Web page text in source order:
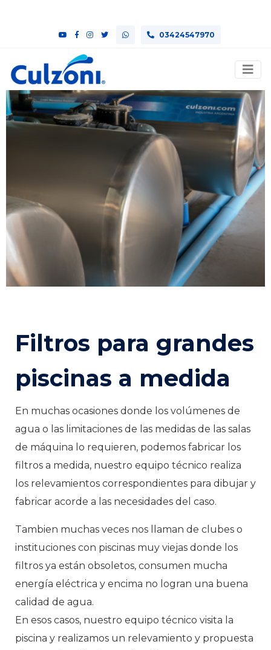
03424547970
Filtros para grandes
piscinas a medida
En muchas ocasiones donde los volúmenes de
agua o las limitaciones de las medidas de las salas
de máquina lo requieren, podemos fabricar los
filtros a medida, nuestro equipo técnico realiza
los relevamientos correspondientes para dibujar y
fabricar acorde a las necesidades del caso.
Tambien muchas veces nos llaman de clubes o
instituciones con piscinas muy viejas donde los
filtros ya están obsoletos, consumen mucha
energía eléctrica y encima no logran una buena
calidad de agua.
En esos casos, nuestro equipo técnico visita la
piscina y realizamos un relevamiento y propuesta